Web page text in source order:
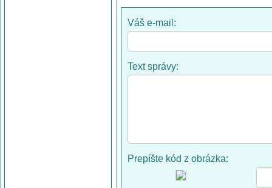
Váš e-mail:
Text správy:
Prepíšte kód z obrázka: